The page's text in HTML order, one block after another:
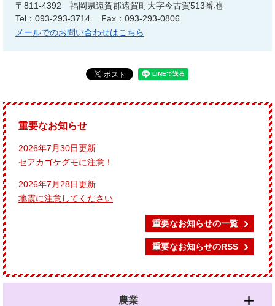
〒811-4392
福岡県遠賀郡遠賀町大字今古賀513番地
Tel：093-293-3714
Fax：093-293-0806
メールでのお問い合わせはこちら
重要なお知らせ
2026年7月30日更新
セアカゴケグモに注意！
2026年7月28日更新
地震に注意してください
重要なお知らせの一覧
重要なお知らせのRSS
農業